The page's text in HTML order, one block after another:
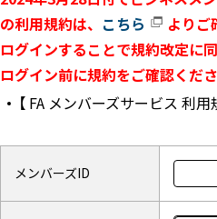
の利用規約は、 こちら
よりご
ログインすることで規約改定に
ログイン前に規約をご確認くださ
【 FA メンバーズサービス 利
メンバーズID